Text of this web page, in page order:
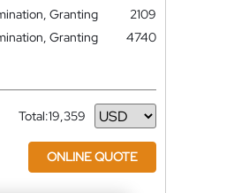
Granting
2109
Granting
4740
Total:19,359
Currency
ONLINE QUOTE